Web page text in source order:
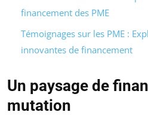
financement des PME
Témoignages sur les PME :
innovantes de financement
Un paysage de
mutation